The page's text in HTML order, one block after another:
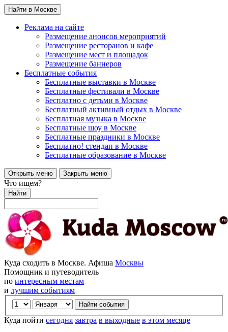
Найти в Москве
Реклама на сайте
Размещение анонсов мероприятий
Размещение ресторанов и кафе
Размещение мест и площадок
Размещение баннеров
Бесплатные события
Бесплатные выставки в Москве
Бесплатные фестивали в Москве
Бесплатно с детьми в Москве
Бесплатный активный отдых в Москве
Бесплатная музыка в Москве
Бесплатные шоу в Москве
Бесплатные праздники в Москве
Бесплатно! стендап в Москве
Бесплатные образование в Москве
Открыть меню Закрыть меню
Что ищем?
Найти
Куда сходить в Москве. Афиша Москвы
Помощник и путеводитель
по интересным местам
и лучшим событиям
Куда пойти сегодня завтра в выходные в этом месяце